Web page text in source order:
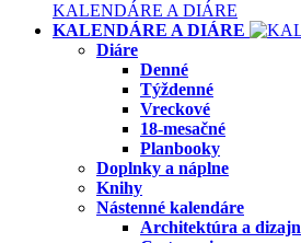
KALENDÁRE A DIÁRE
KALENDÁRE A DIÁRE
Diáre
Denné
Týždenné
Vreckové
18-mesačné
Planbooky
Doplnky a náplne
Knihy
Nástenné kalendáre
Architektúra a dizajn